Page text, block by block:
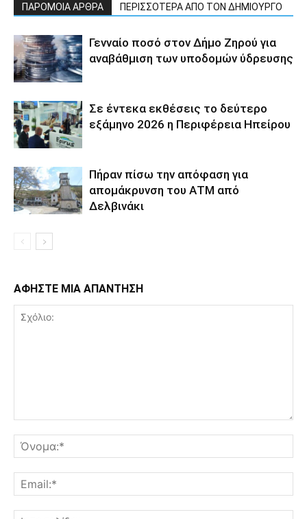
ΠΑΡΟΜΟΙΑ ΑΡΘΡΑ ΠΕΡΙΣΣΟΤΕΡΑ ΑΠΟ ΤΟΝ ΔΗΜΙΟΥΡΓΟ
Γενναίο ποσό στον Δήμο Ζηρού για
αναβάθμιση των υποδομών ύδρευσης
Σε έντεκα εκθέσεις το δεύτερο
εξάμηνο 2026 η Περιφέρεια Ηπείρου
Πήραν πίσω την απόφαση για
απομάκρυνση του ΑΤΜ από
Δελβινάκι
ΑΦΗΣΤΕ ΜΙΑ ΑΠΑΝΤΗΣΗ